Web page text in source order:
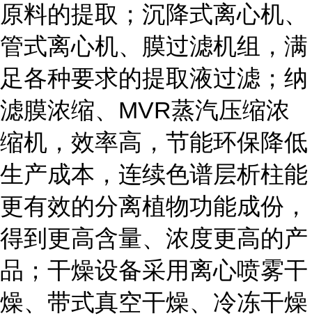
原料的提取；沉降式离心机、
管式离心机、膜过滤机组，满
足各种要求的提取液过滤；纳
滤膜浓缩、MVR蒸汽压缩浓
缩机，效率高，节能环保降低
生产成本，连续色谱层析柱能
更有效的分离植物功能成份，
得到更高含量、浓度更高的产
品；干燥设备采用离心喷雾干
燥、带式真空干燥、冷冻干燥